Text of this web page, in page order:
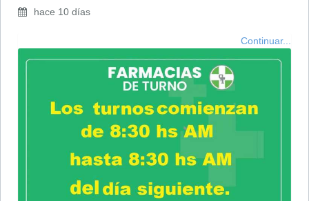
hace 10 días
Continuar...